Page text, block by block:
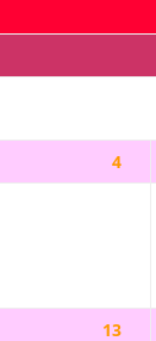
4
13